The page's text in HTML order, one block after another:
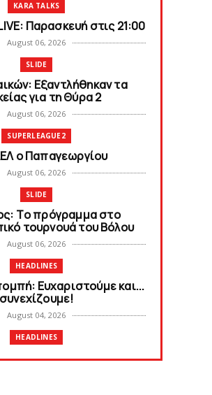
KARA TALKS
Παρασκευή στις 21:00
August 06, 2026
SLIDE
Εξαντλήθηκαν τα
για τη Θύρα 2
August 06, 2026
SUPERLEAGUE2
ο Παπαγεωργίου
August 06, 2026
SLIDE
Tο πρόγραμμα στο
τουρνουά του Bόλου
August 06, 2026
HEADLINES
Eυχαριστούμε και...
συνεχίζουμε!
August 04, 2026
HEADLINES
τον χαμό του Γιώργου